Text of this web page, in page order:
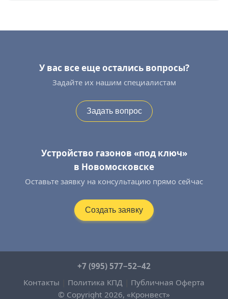
У вас все еще остались вопросы?
Задайте их нашим специалистам
Задать вопрос
Устройство газонов «под ключ»
в Новомосковске
Оставьте заявку на консультацию прямо сейчас
Создать заявку
© Copyright 2026, «Кронвест»
+7 (995) 577−52−42
Контакты
Политика КПД Публичная Оферта